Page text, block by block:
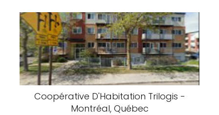
Coopérative D'Habitation Trilogis -
Montréal, Québec